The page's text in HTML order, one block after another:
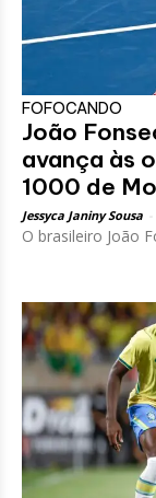
FOFOCANDO
João
avança às
1000 de
Jessyca Janiny Sousa
O brasileiro João